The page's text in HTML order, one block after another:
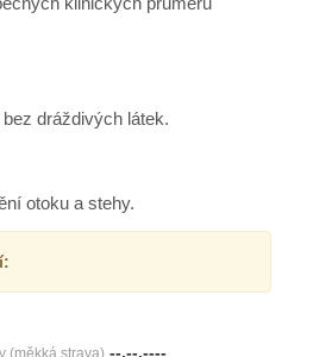
dráždivých látek.
otoku a stehy.
--.--.----